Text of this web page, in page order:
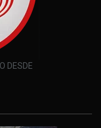
DESDE